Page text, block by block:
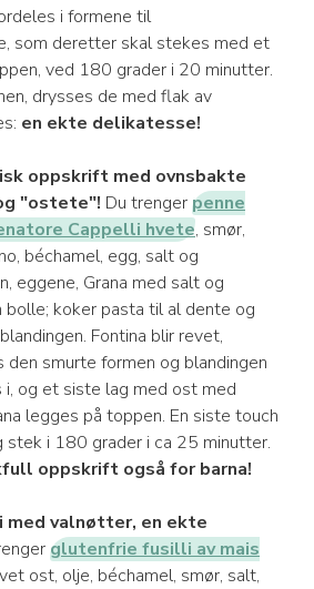
i formene til
som deretter skal stekes med et
ved 180 grader i 20 minutter.
drysses de med flak av
en ekte delikatesse!
oppskrift med ovnsbakte
"ostete"! Du trengerpenne
Cappelli hvete, smør,
béchamel, egg, salt og
eggene, Grana med salt og
bolle; koker pasta til al dente og
Fontina blir revet,
smurte formen og blandingen
i, og et siste lag med ost med
legges på toppen. En siste touch
i 180 grader i ca 25 minutter.
oppskrift også for barna!
med valnøtter, en ekte
glutenfrie fusilli av mais
ost, olje, béchamel, smør, salt,